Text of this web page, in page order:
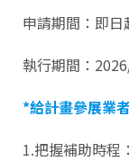
申請期間：即
執行期間：
*給計畫參展業
1.把握補助時程